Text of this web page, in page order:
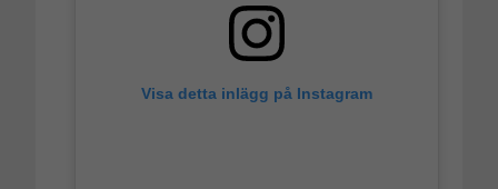
Visa detta inlägg på Instagram